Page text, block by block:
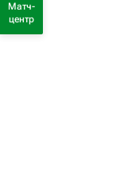
Матч-
центр